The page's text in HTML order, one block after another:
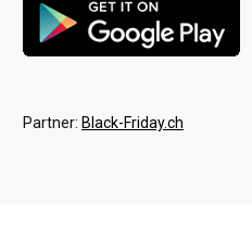
Partner: Black-Friday.ch